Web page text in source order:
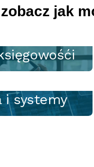
zobacz jak
i systemy